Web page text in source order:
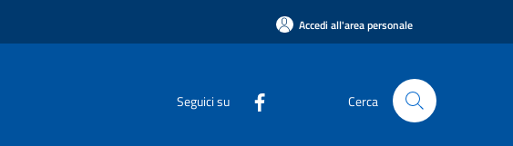
Accedi all'area personale
Seguici su Cerca